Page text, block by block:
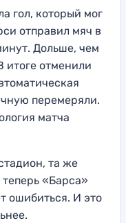
гол, который мог
отправил мяч в
Дольше, чем
итоге отменили
перемеряли.
матча
та же
«Барса»
ошибиться. И это